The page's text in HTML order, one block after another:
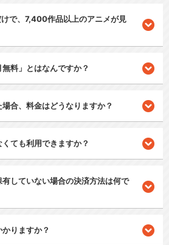
で、7,400作品以上のアニメが見
無料」とはなんですか？
合、料金はどうなりますか？
ても利用できますか？
有していない場合の決済方法は何で
りますか？